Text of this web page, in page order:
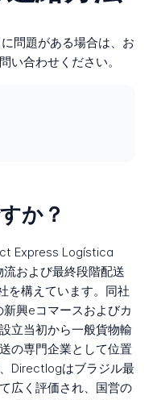
問題がある場合は、お
い合わせください。
か？
Express Logística
および最終段階配送
を構えています。同社
興eコマースおよびカ
立当初から一般貨物輸
の専門企業として位置
Directlogはブラジル最
広く評価され、国営の